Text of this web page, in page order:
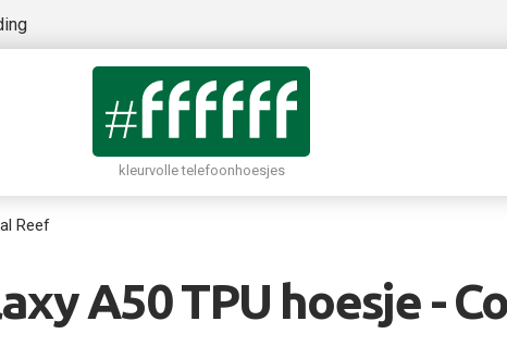
kleurvolle telefoonhoesjes
Reef
A50 TPU hoesje -